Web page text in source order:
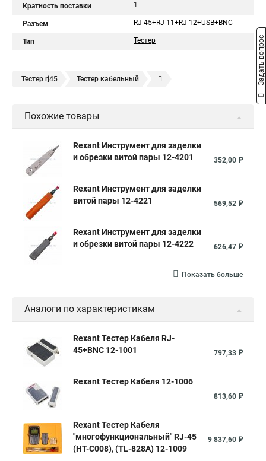
Кратность поставки 1
Разъем RJ-45+RJ-11+RJ-12+USB+BNC
Тип Тестер
Тестер rj45 Тестер кабельный
Похожие товары
Rexant Инструмент для заделки
и обрезки витой пары 12-4201
352,00 ₽
Rexant Инструмент для заделки
витой пары 12-4221
569,52 ₽
Rexant Инструмент для заделки
и обрезки витой пары 12-4222
626,47 ₽
Показать больше
Аналоги по характеристикам
Rexant Тестер Кабеля RJ-
45+BNC 12-1001
797,33 ₽
Rexant Тестер Кабеля 12-1006
813,60 ₽
Rexant Тестер Кабеля
"многофункциональный" RJ-45
(HT-C008), (TL-828A) 12-1009
9 837,60 ₽
Задать вопрос